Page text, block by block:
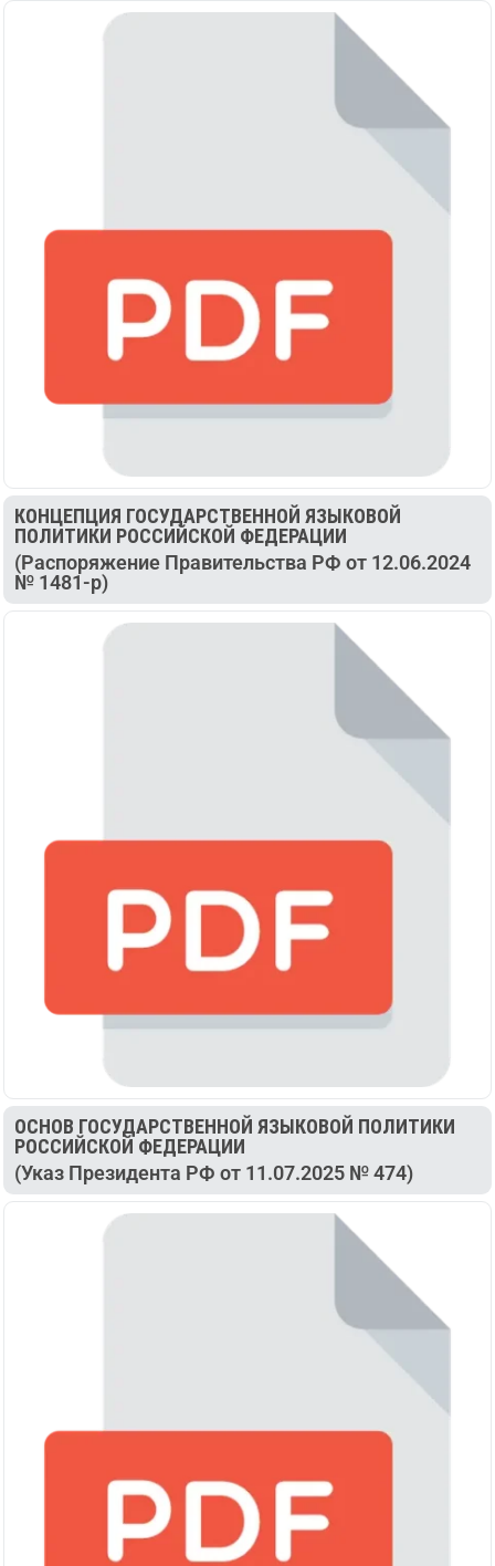
КОНЦЕПЦИЯ ГОСУДАРСТВЕННОЙ ЯЗЫКОВОЙ
ПОЛИТИКИ РОССИЙСКОЙ ФЕДЕРАЦИИ
(Распоряжение Правительства РФ от 12.06.2024
№ 1481-р)
ОСНОВ ГОСУДАРСТВЕННОЙ ЯЗЫКОВОЙ ПОЛИТИКИ
РОССИЙСКОЙ ФЕДЕРАЦИИ
(Указ Президента РФ от 11.07.2025 № 474)